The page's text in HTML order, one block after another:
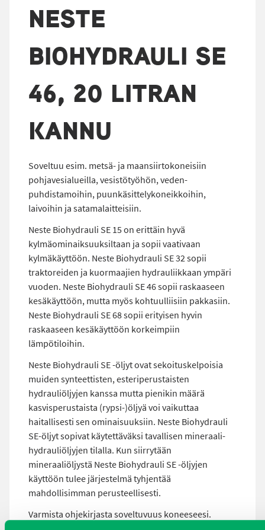
NESTE
BIOHYDRAULI SE
46, 20 LITRAN
KANNU
Soveltuu esim. metsä- ja maansiirtokoneisiin
pohjavesialueilla, vesistötyöhön, veden-
puhdistamoihin, puunkäsittelykoneikkoihin,
laivoihin ja satamalaitteisiin.
Neste Biohydrauli SE 15 on erittäin hyvä
kylmäominaiksuuksiltaan ja sopii vaativaan
kylmäkäyttöön. Neste Biohydrauli SE 32 sopii
traktoreiden ja kuormaajien hydrauliikkaan ympäri
vuoden. Neste Biohydrauli SE 46 sopii raskaaseen
kesäkäyttöön, mutta myös kohtuulliisiin pakkasiin.
Neste Biohydrauli SE 68 sopii erityisen hyvin
raskaaseen kesäkäyttöön korkeimpiin
lämpötiloihin.
Neste Biohydrauli SE -öljyt ovat sekoituskelpoisia
muiden synteettisten, esteriperustaisten
hydrauliöljyjen kanssa mutta pienikin määrä
kasvisperustaista (rypsi-)öljyä voi vaikuttaa
haitallisesti sen ominaisuuksiin. Neste Biohydrauli
SE-öljyt sopivat käytettäväksi tavallisen mineraali-
hydrauliöljyjen tilalla. Kun siirrytään
mineraaliöljystä Neste Biohydrauli SE -öljyjen
käyttöön tulee järjestelmä tyhjentää
mahdollisimman perusteellisesti.
Varmista ohjekirjasta soveltuvuus koneeseesi.